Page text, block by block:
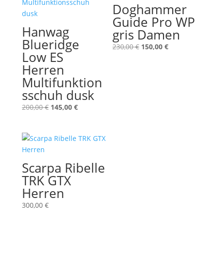
Hanwag
Blueridge
Low ES
Herren
Multifunktion
sschuh dusk
200,00€ Ursprünglicher
200,00 €
145,00 €Aktueller
145,00 €.
Doghammer
Guide Pro WP
gris Damen
230,00€ Ursprünglicher
150,00€Aktueller
Scarpa Ribelle
TRK GTX
Herren
300,00 €